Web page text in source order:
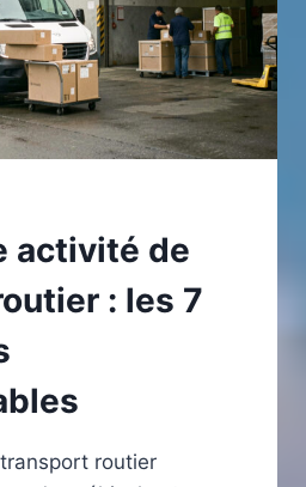
activité de
: les 7
routier